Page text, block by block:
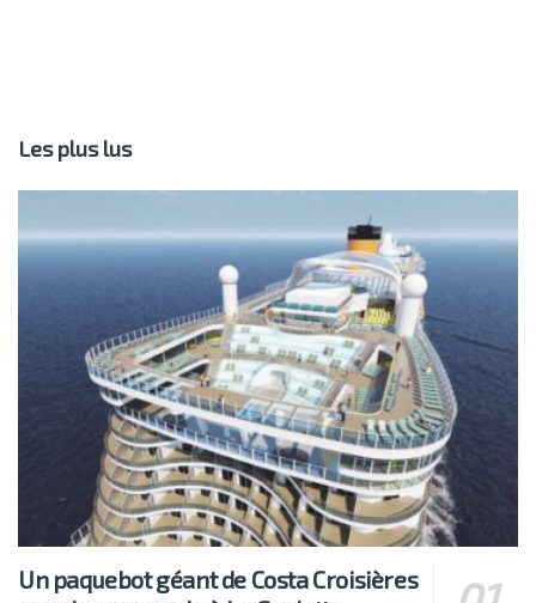
Les plus lus
Un paquebot géant de Costa Croisières